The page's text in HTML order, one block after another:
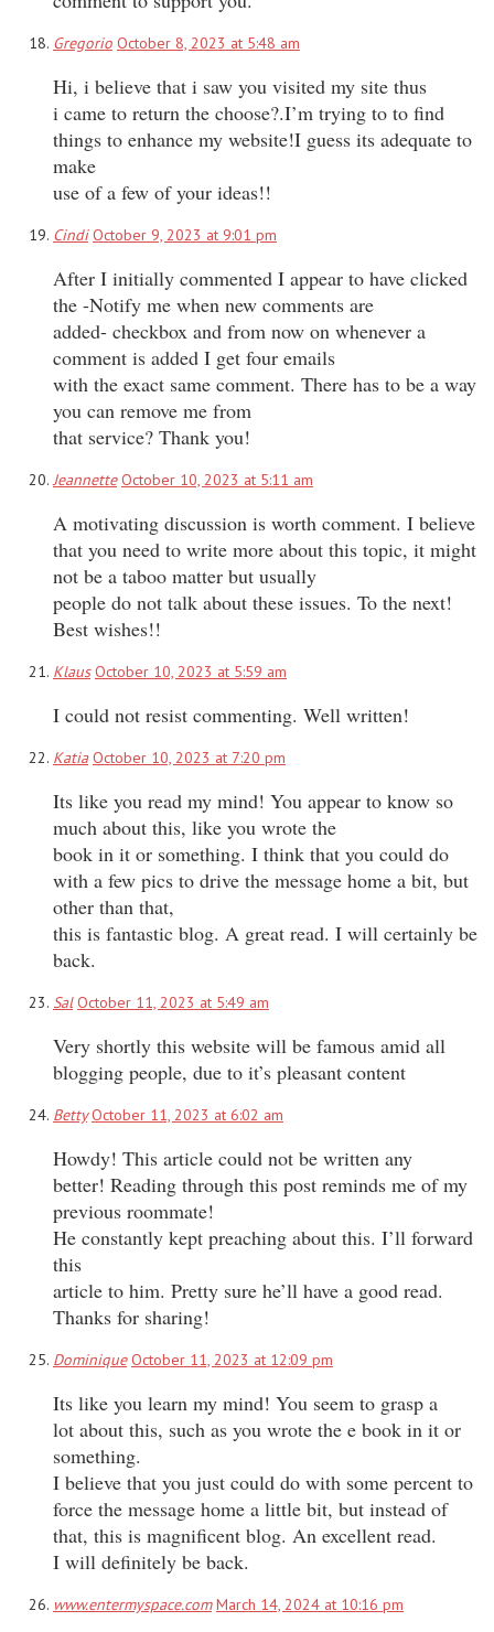
Gregorio October 8, 2023 at 5:48 am
Hi, i believe that i saw you visited my site thus
i came to return the choose?.I’m trying to to find
things to enhance my website!I guess its adequate to
make
use of a few of your ideas!!
Cindi October 9, 2023 at 9:01 pm
After I initially commented I appear to have clicked
the -Notify me when new comments are
added- checkbox and from now on whenever a
comment is added I get four emails
with the exact same comment. There has to be a way
you can remove me from
that service? Thank you!
Jeannette October 10, 2023 at 5:11 am
A motivating discussion is worth comment. I believe
that you need to write more about this topic, it might
not be a taboo matter but usually
people do not talk about these issues. To the next!
Best wishes!!
Klaus October 10, 2023 at 5:59 am
I could not resist commenting. Well written!
Katia October 10, 2023 at 7:20 pm
Its like you read my mind! You appear to know so
much about this, like you wrote the
book in it or something. I think that you could do
with a few pics to drive the message home a bit, but
other than that,
this is fantastic blog. A great read. I will certainly be
back.
Sal October 11, 2023 at 5:49 am
Very shortly this website will be famous amid all
blogging people, due to it’s pleasant content
Betty October 11, 2023 at 6:02 am
Howdy! This article could not be written any
better! Reading through this post reminds me of my
previous roommate!
He constantly kept preaching about this. I’ll forward
this
article to him. Pretty sure he’ll have a good read.
Thanks for sharing!
Dominique October 11, 2023 at 12:09 pm
Its like you learn my mind! You seem to grasp a
lot about this, such as you wrote the e book in it or
something.
I believe that you just could do with some percent to
force the message home a little bit, but instead of
that, this is magnificent blog. An excellent read.
I will definitely be back.
www.entermyspace.com March 14, 2024 at 10:16 pm